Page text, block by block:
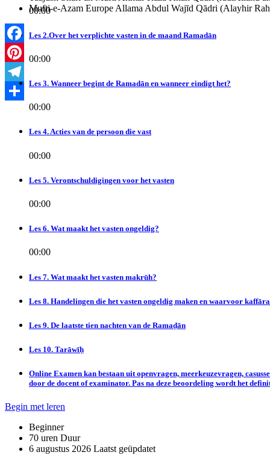
Mufti-e-Azam Europe Allama Abdul Wajīd Qādri (Alayhir
Facebook
Pinterest
Telegram
00:00
Les 2.Over het verplichte vasten in de maand Ramadān
00:00
Les 3. Wanneer begint de Ramadān en wanneer eindigt het?
00:00
Les 4. Acties van de persoon die vast
00:00
Les 5. Verontschuldigingen voor het vasten
00:00
Les 6. Wat maakt het vasten ongeldig?
00:00
Les 7. Wat maakt het vasten makrūh?
Les 8. Handelingen die het vasten ongeldig maken en waarvoor
Les 9. De laatste tien nachten van de Ramaḍān
Les 10. Tarāwīḥ
Online Examen kan bestaan uit openvragen, meerkeuzevragen,
door de docent of examinator. Pas na deze beoordeling wordt het
Begin met leren
Beginner
70 uren Duur
6 augustus 2026 Laatst geüpdatet